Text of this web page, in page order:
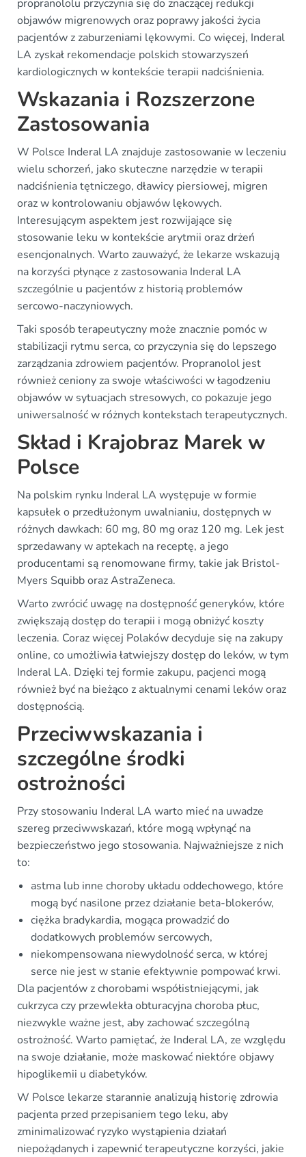
propranololu przyczynia się do znaczącej redukcji
objawów migrenowych oraz poprawy jakości życia
pacjentów z zaburzeniami lękowymi. Co więcej, Inderal
LA zyskał rekomendacje polskich stowarzyszeń
kardiologicznych w kontekście terapii nadciśnienia.
Wskazania i Rozszerzone
Zastosowania
W Polsce Inderal LA znajduje zastosowanie w leczeniu
wielu schorzeń, jako skuteczne narzędzie w terapii
nadciśnienia tętniczego, dławicy piersiowej, migren
oraz w kontrolowaniu objawów lękowych.
Interesującym aspektem jest rozwijające się
stosowanie leku w kontekście arytmii oraz drżeń
esencjonalnych. Warto zauważyć, że lekarze wskazują
na korzyści płynące z zastosowania Inderal LA
szczególnie u pacjentów z historią problemów
sercowo-naczyniowych.
Taki sposób terapeutyczny może znacznie pomóc w
stabilizacji rytmu serca, co przyczynia się do lepszego
zarządzania zdrowiem pacjentów. Propranolol jest
również ceniony za swoje właściwości w łagodzeniu
objawów w sytuacjach stresowych, co pokazuje jego
uniwersalność w różnych kontekstach terapeutycznych.
Skład i Krajobraz Marek w
Polsce
Na polskim rynku Inderal LA występuje w formie
kapsułek o przedłużonym uwalnianiu, dostępnych w
różnych dawkach: 60 mg, 80 mg oraz 120 mg. Lek jest
sprzedawany w aptekach na receptę, a jego
producentami są renomowane firmy, takie jak Bristol-
Myers Squibb oraz AstraZeneca.
Warto zwrócić uwagę na dostępność generyków, które
zwiększają dostęp do terapii i mogą obniżyć koszty
leczenia. Coraz więcej Polaków decyduje się na zakupy
online, co umożliwia łatwiejszy dostęp do leków, w tym
Inderal LA. Dzięki tej formie zakupu, pacjenci mogą
również być na bieżąco z aktualnymi cenami leków oraz
dostępnością.
Przeciwwskazania i
szczególne środki
ostrożności
Przy stosowaniu Inderal LA warto mieć na uwadze
szereg przeciwwskazań, które mogą wpłynąć na
bezpieczeństwo jego stosowania. Najważniejsze z nich
to:
astma lub inne choroby układu oddechowego, które
mogą być nasilone przez działanie beta-blokerów,
ciężka bradykardia, mogąca prowadzić do
dodatkowych problemów sercowych,
niekompensowana niewydolność serca, w której
serce nie jest w stanie efektywnie pompować krwi.
Dla pacjentów z chorobami współistniejącymi, jak
cukrzyca czy przewlekła obturacyjna choroba płuc,
niezwykle ważne jest, aby zachować szczególną
ostrożność. Warto pamiętać, że Inderal LA, ze względu
na swoje działanie, może maskować niektóre objawy
hipoglikemii u diabetyków.
W Polsce lekarze starannie analizują historię zdrowia
pacjenta przed przepisaniem tego leku, aby
zminimalizować ryzyko wystąpienia działań
niepożądanych i zapewnić terapeutyczne korzyści, jakie